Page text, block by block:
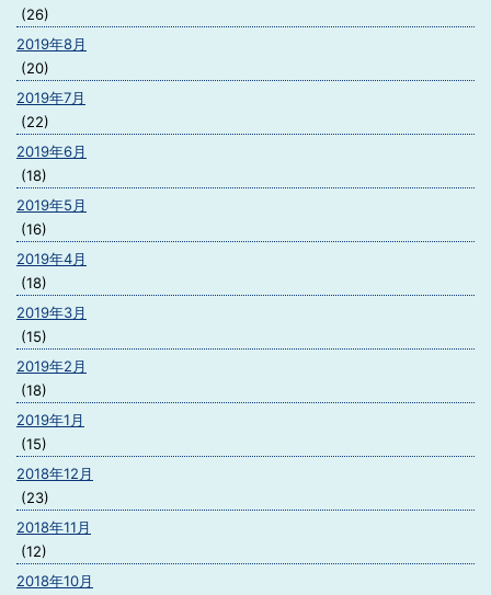
(26)
2019年8月
(20)
2019年7月
(22)
2019年6月
(18)
2019年5月
(16)
2019年4月
(18)
2019年3月
(15)
2019年2月
(18)
2019年1月
(15)
2018年12月
(23)
2018年11月
(12)
2018年10月